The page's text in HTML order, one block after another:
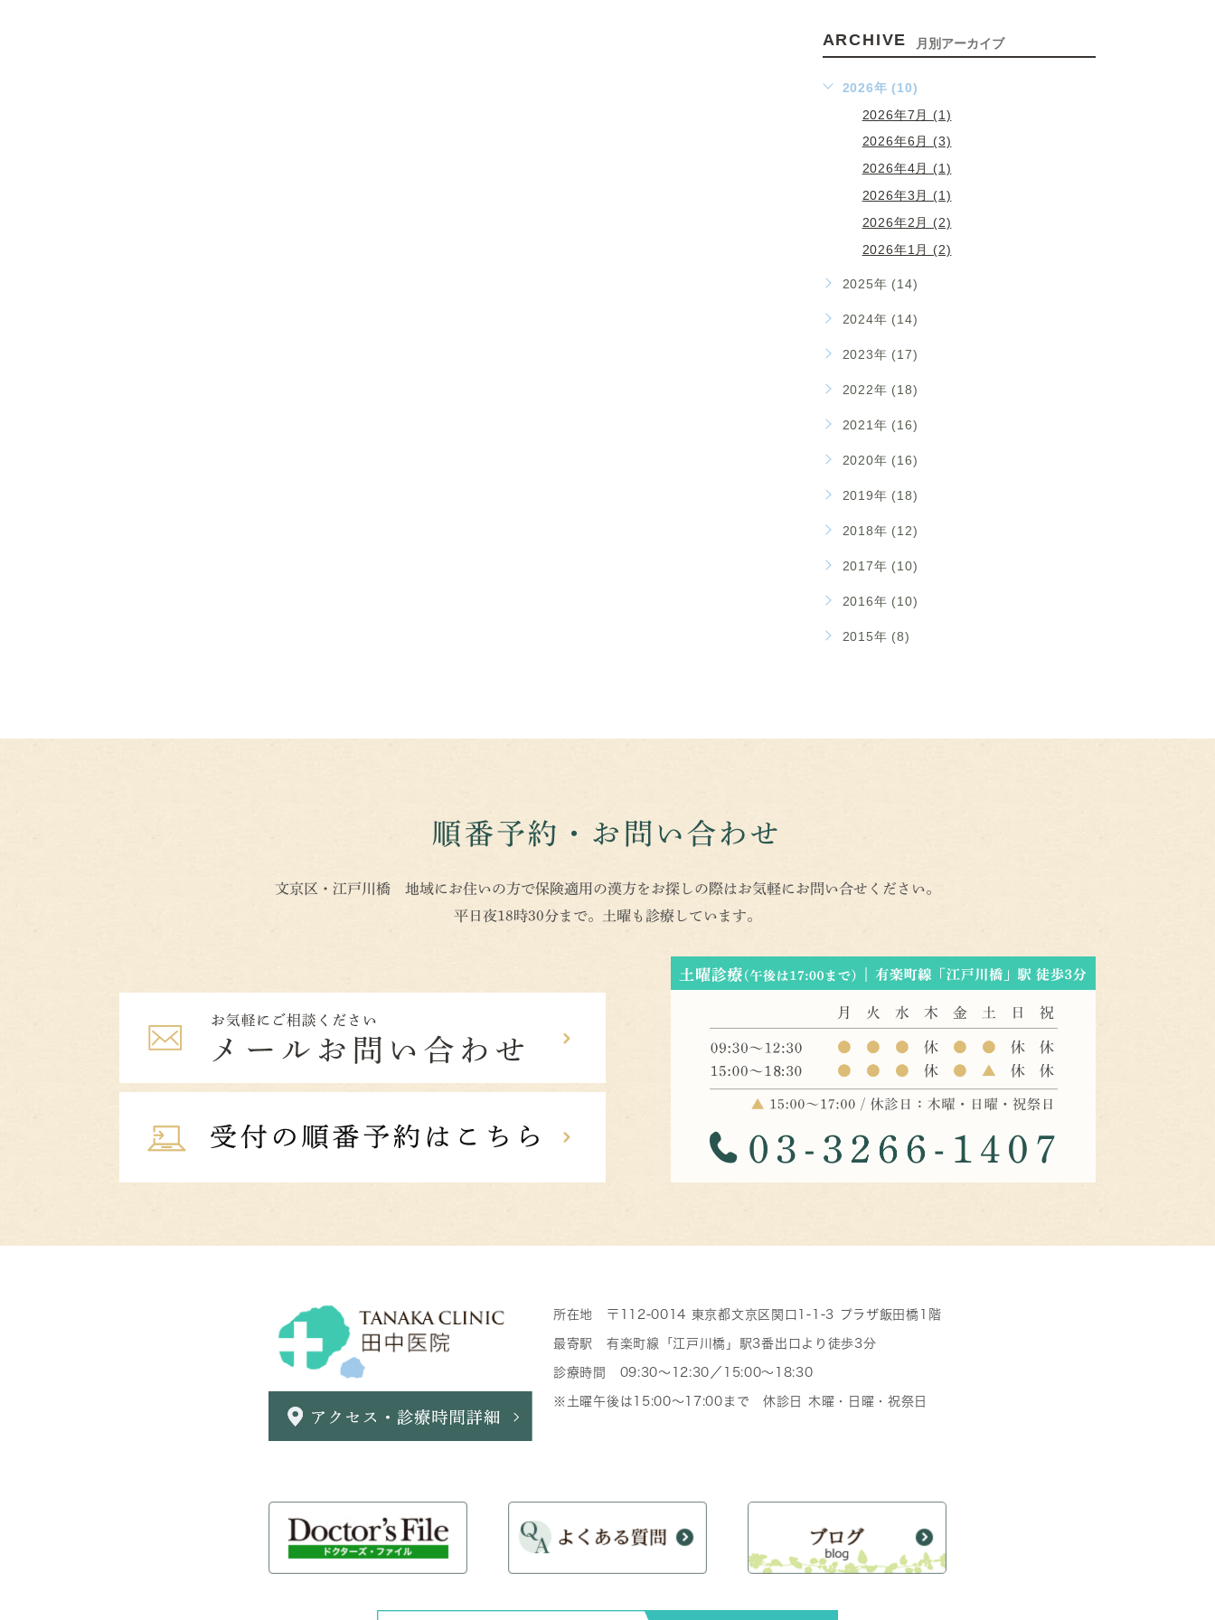
ARCHIVE 月別アーカイブ
2026年 (10)
2026年7月 (1)
2026年6月 (3)
2026年4月 (1)
2026年3月 (1)
2026年2月 (2)
2026年1月 (2)
2025年 (14)
2024年 (14)
2023年 (17)
2022年 (18)
2021年 (16)
2020年 (16)
2019年 (18)
2018年 (12)
2017年 (10)
2016年 (10)
2015年 (8)
順番予約・お問い合わせ
文京区・江戸川橋 地域にお住いの方で保険適用の漢方をお探しの際はお気軽にお問い合せください。
平日夜18時30分まで。土曜も診療しています。
所在地 〒112-0014 東京都文京区関口1-1-3 プラザ飯田橋1階
最寄駅 有楽町線「江戸川橋」駅3番出口より徒歩3分
診療時間 09:30～12:30／15:00～18:30
※土曜午後は15:00～17:00まで 休診日 木曜・日曜・祝祭日